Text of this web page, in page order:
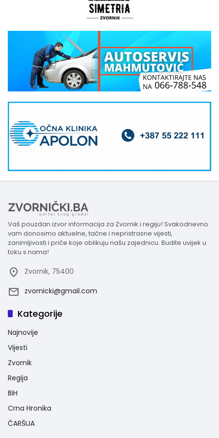
Vaš pouzdan izvor informacija za Zvornik i regiju! Svakodnevno
vam donosimo aktuelne, tačne i nepristrasne vijesti,
zanimljivosti i priče koje oblikuju našu zajednicu. Budite uvijek u
toku s nama!
Zvornik, 75400
zvornicki@gmail.com
Kategorije
Najnovije
Vijesti
Zvornik
Regija
BiH
Crna Hronika
ČARŠIJA